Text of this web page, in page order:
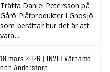
Träffa Daniel Petersson på
Gårö Plåtprodukter i Gnosjö
som berättar hur det är att
vara...
18 mars 2026 | INVID Värnamo
och Anderstorp